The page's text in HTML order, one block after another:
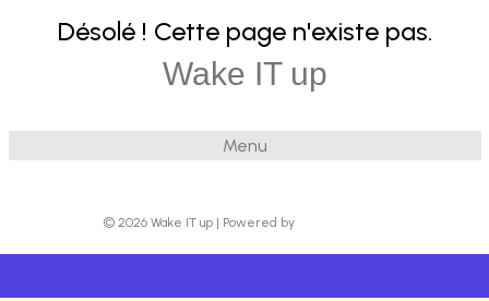
Wake IT up
Menu
Désolé ! Cette page n'existe pas.
© 2026 Wake IT up | Powered by